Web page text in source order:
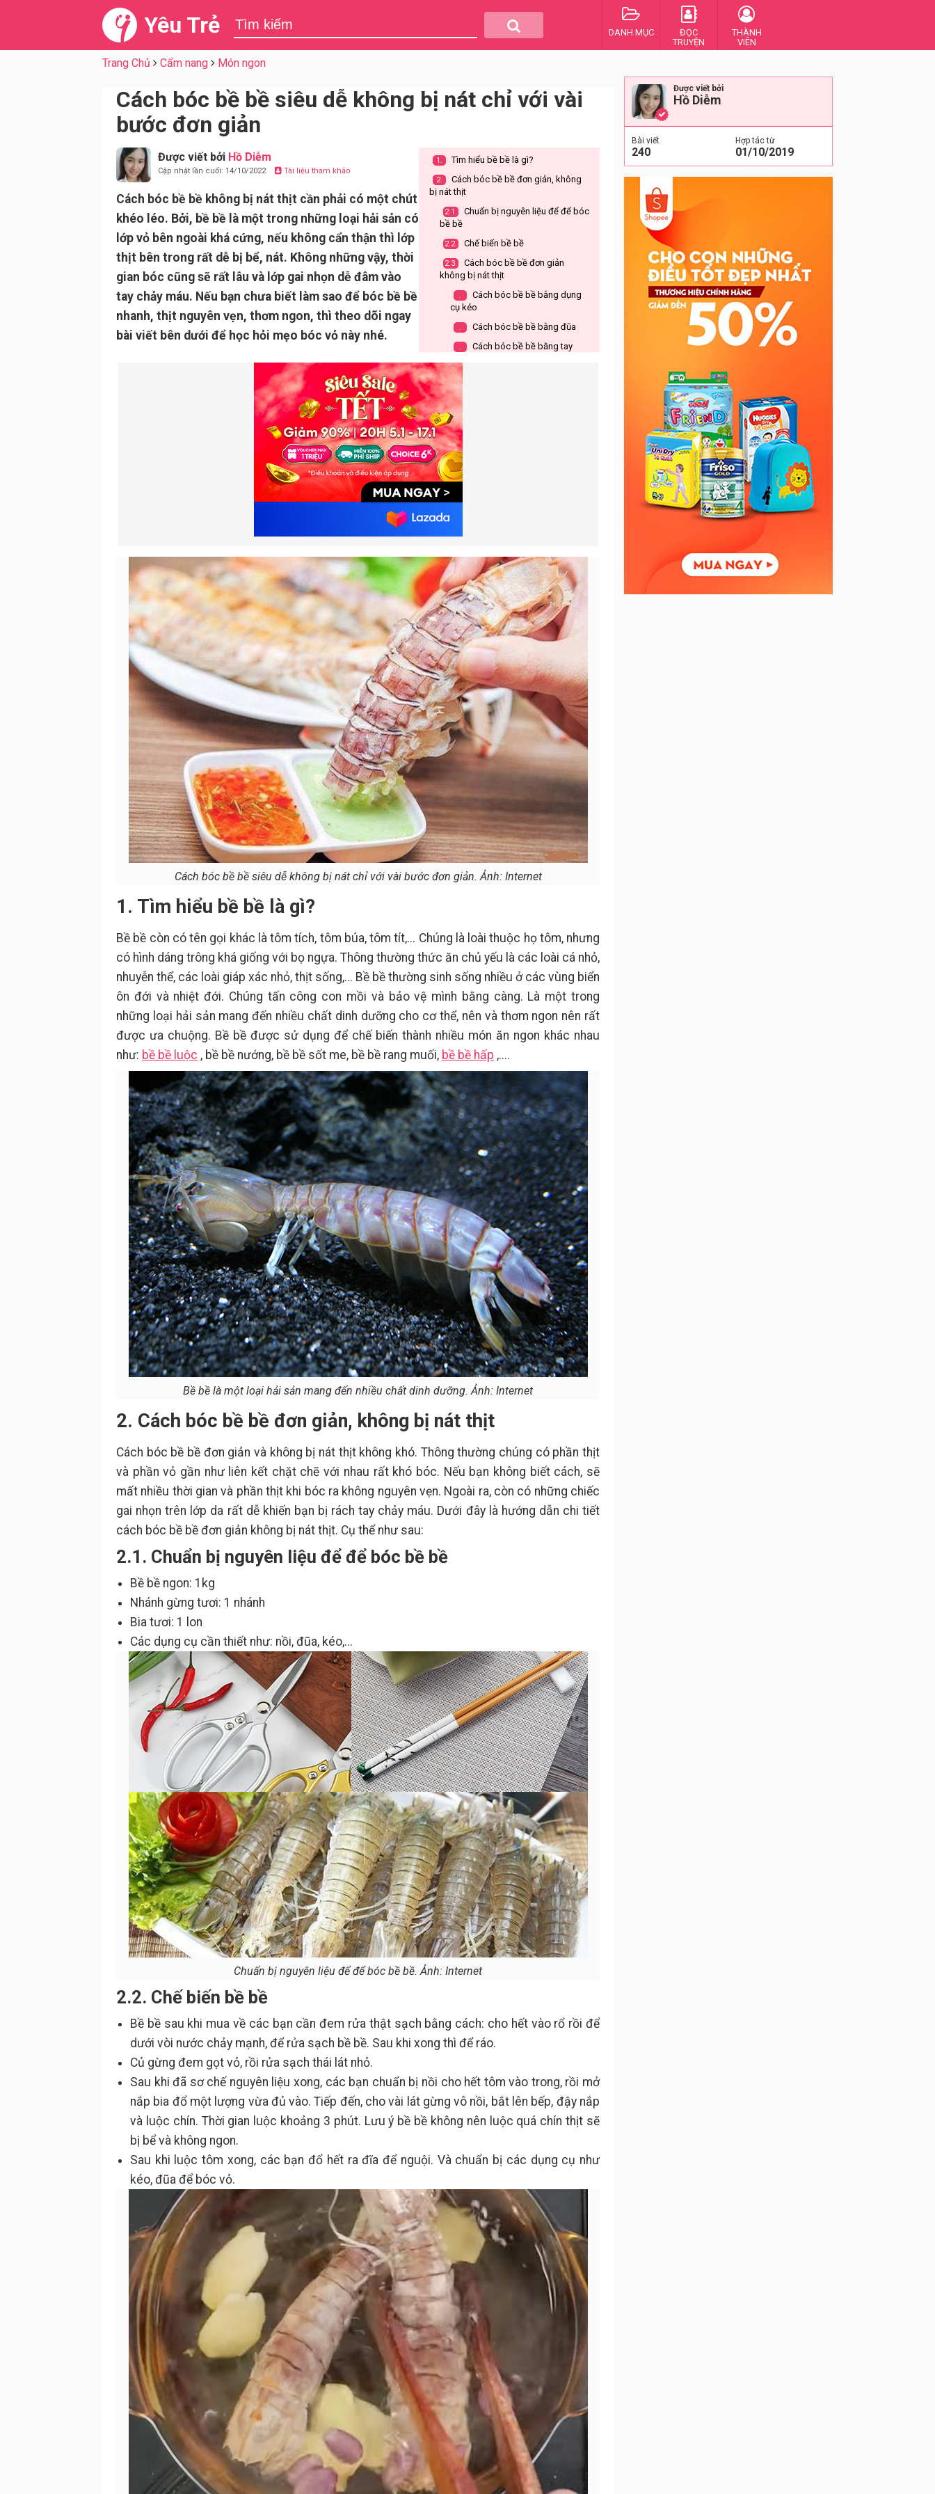
Yêu Trẻ DANH MỤC
ĐỌC
TRUYỆN
THÀNH
VIÊN
Trang Chủ Cẩm nang Món ngon
Cách bóc bề bề siêu dễ không bị nát chỉ với vài
bước đơn giản
Được viết bởi Hồ Diễm
Cập nhật lần cuối: 14/10/2022 Tài liệu tham khảo
Cách bóc bề bề không bị nát thịt cần phải có một chút
khéo léo. Bởi, bề bề là một trong những loại hải sản có
lớp vỏ bên ngoài khá cứng, nếu không cẩn thận thì lớp
thịt bên trong rất dễ bị bể, nát. Không những vậy, thời
gian bóc cũng sẽ rất lâu và lớp gai nhọn dễ đâm vào
tay chảy máu. Nếu bạn chưa biết làm sao để bóc bề bề
nhanh, thịt nguyên vẹn, thơm ngon, thì theo dõi ngay
bài viết bên dưới để học hỏi mẹo bóc vỏ này nhé.
1. Tìm hiểu bề bề là gì?
2.
Cách bóc bề bề đơn giản, không
bị nát thịt
2.1.
Chuẩn bị nguyên liệu để để bóc
bề bề
2.2. Chế biến bề bề
2.3.
Cách bóc bề bề đơn giản
không bị nát thịt
.
Cách bóc bề bề bằng dụng
cụ kéo
. Cách bóc bề bề bằng đũa
.
Cách bóc bề bề bằng tay
Một số lưu ý khi chế biến bề bề để
dễ bóc vỏ hơn
Cách bóc bề bề siêu dễ không bị nát chỉ với vài bước đơn giản. Ảnh: Internet
1. Tìm hiểu bề bề là gì?
Bề bề còn có tên gọi khác là tôm tích, tôm búa, tôm tít,... Chúng là loài thuộc họ tôm, nhưng
có hình dáng trông khá giống với bọ ngựa. Thông thường thức ăn chủ yếu là các loài cá nhỏ,
nhuyễn thể, các loài giáp xác nhỏ, thịt sống,... Bề bề thường sinh sống nhiều ở các vùng biển
ôn đới và nhiệt đới. Chúng tấn công con mồi và bảo vệ mình bằng càng. Là một trong
những loại hải sản mang đến nhiều chất dinh dưỡng cho cơ thể, nên và thơm ngon nên rất
được ưa chuộng. Bề bề được sử dụng để chế biến thành nhiều món ăn ngon khác nhau
như: bề bề luộc , bề bề nướng, bề bề sốt me, bề bề rang muối, bề bề hấp ,....
Bề bề là một loại hải sản mang đến nhiều chất dinh dưỡng. Ảnh: Internet
2. Cách bóc bề bề đơn giản, không bị nát thịt
Cách bóc bề bề đơn giản và không bị nát thịt không khó. Thông thường chúng có phần thịt
và phần vỏ gần như liên kết chặt chẽ với nhau rất khó bóc. Nếu bạn không biết cách, sẽ
mất nhiều thời gian và phần thịt khi bóc ra không nguyên vẹn. Ngoài ra, còn có những chiếc
gai nhọn trên lớp da rất dễ khiến bạn bị rách tay chảy máu. Dưới đây là hướng dẫn chi tiết
cách bóc bề bề đơn giản không bị nát thịt. Cụ thể như sau:
2.1. Chuẩn bị nguyên liệu để để bóc bề bề
Bề bề ngon: 1kg
Nhánh gừng tươi: 1 nhánh
Bia tươi: 1 lon
Các dụng cụ cần thiết như: nồi, đũa, kéo,...
Chuẩn bị nguyên liệu để để bóc bề bề. Ảnh: Internet
2.2. Chế biến bề bề
Bề bề sau khi mua về các bạn cần đem rửa thật sạch bằng cách: cho hết vào rổ rồi để
dưới vòi nước chảy mạnh, để rửa sạch bề bề. Sau khi xong thì để ráo.
Củ gừng đem gọt vỏ, rồi rửa sạch thái lát nhỏ.
Sau khi đã sơ chế nguyên liệu xong, các bạn chuẩn bị nồi cho hết tôm vào trong, rồi mở
nắp bia đổ một lượng vừa đủ vào. Tiếp đến, cho vài lát gừng vô nồi, bắt lên bếp, đậy nắp
và luộc chín. Thời gian luộc khoảng 3 phút. Lưu ý bề bề không nên luộc quá chín thịt sẽ
bị bể và không ngon.
Sau khi luộc tôm xong, các bạn đổ hết ra đĩa để nguội. Và chuẩn bị các dụng cụ như
kéo, đũa để bóc vỏ.
Được viết bởi
Hồ Diễm
Bài viết
240
Hợp tác từ
01/10/2019